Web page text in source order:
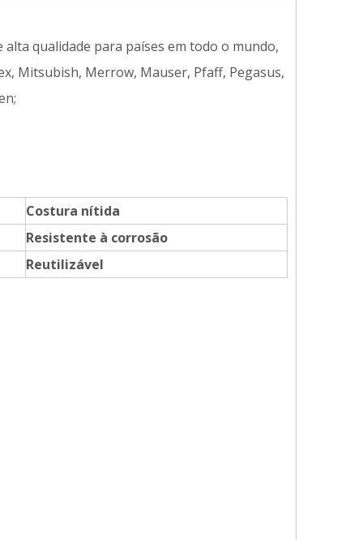
qualidade para países em todo o mundo,
Mitsubish, Merrow, Mauser, Pfaff, Pegasus,
Costura nítida
Resistente à corrosão
Reutilizável